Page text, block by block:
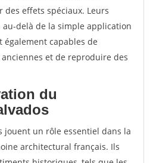
des effets spéciaux. Leurs
delà de la simple application
également capables de
et de reproduire des
du
jouent un rôle essentiel dans la
architectural français. Ils